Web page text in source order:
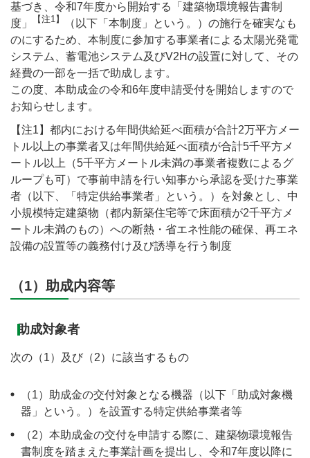
基づき、令和7年度から開始する「建築物環境報告書制
度」
【注1】
（以下「本制度」という。）の施行を確実なも
のにするため、本制度に参加する事業者による太陽光発電
システム、蓄電池システム及びV2Hの設置に対して、その
経費の一部を一括で助成します。
この度、本助成金の令和6年度申請受付を開始しますので
お知らせします。
【注1】都内における年間供給延べ面積が合計2万平方メー
トル以上の事業者又は年間供給延べ面積が合計5千平方メ
ートル以上（5千平方メートル未満の事業者複数によるグ
ループも可）で事前申請を行い知事から承認を受けた事業
者（以下、「特定供給事業者」という。）を対象とし、中
小規模特定建築物（都内新築住宅等で床面積が2千平方メ
ートル未満のもの）への断熱・省エネ性能の確保、再エネ
設備の設置等の義務付け及び誘導を行う制度
（1）助成内容等
助成対象者
次の（1）及び（2）に該当するもの
（1）助成金の交付対象となる機器（以下「助成対象機
器」という。）を設置する特定供給事業者等
（2）本助成金の交付を申請する際に、建築物環境報告
書制度を踏まえた事業計画を提出し、令和7年度以降に